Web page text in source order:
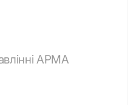
АРМА